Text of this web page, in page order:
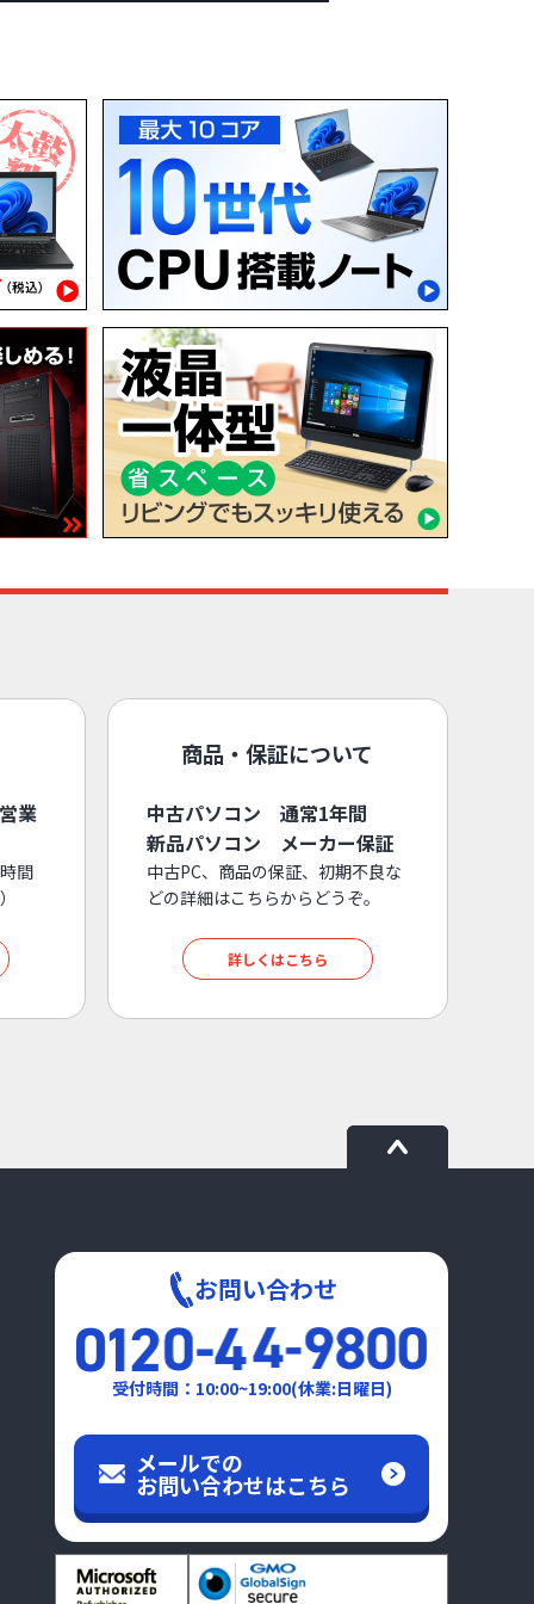
業
間
商品・保証について
中古パソコン 通常1年間
新品パソコン メーカー保証
中古PC、商品の保証、初期不良な
どの詳細はこちらからどうぞ。
詳しくはこちら
お問い合わせ
受付時間：10:00~19:00(休業:日曜日)
メールでの
お問い合わせはこちら